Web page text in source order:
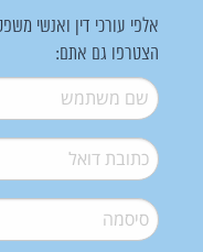
אלפי עורכי דין ואנשי
הצטרפו גם אתם:
שם משתמש*
דואל*
סיסמה*